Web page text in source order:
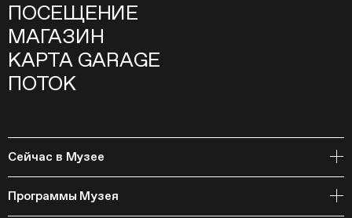
ПОСЕЩЕНИЕ
МАГАЗИН
КАРТА GARAGE
ПОТОК
Сейчас в Музее
События
Программы Музея